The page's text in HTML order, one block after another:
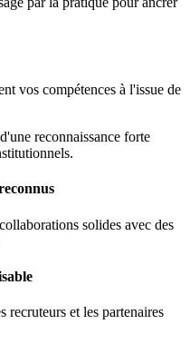
vos compétences à l'issue de
reconnaissance forte
solides avec des
recruteurs et les partenaires